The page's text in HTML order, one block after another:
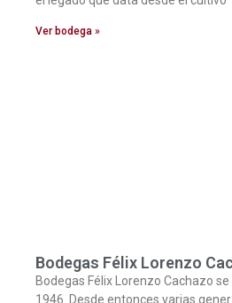
Ver bodega »
Bodegas Félix Lorenzo
Bodegas Félix Lorenzo Cachazo
1946. Desde entonces varias